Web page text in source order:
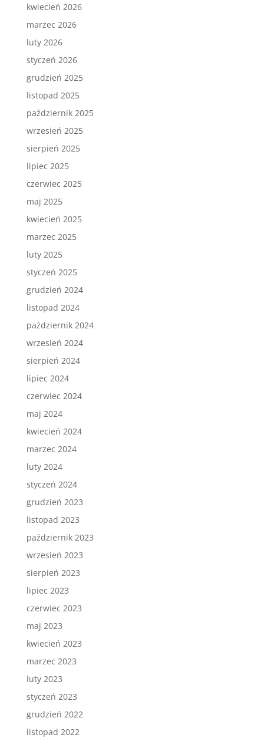
kwiecień 2026
marzec 2026
luty 2026
styczeń 2026
grudzień 2025
listopad 2025
październik 2025
wrzesień 2025
sierpień 2025
lipiec 2025
czerwiec 2025
maj 2025
kwiecień 2025
marzec 2025
luty 2025
styczeń 2025
grudzień 2024
listopad 2024
październik 2024
wrzesień 2024
sierpień 2024
lipiec 2024
czerwiec 2024
maj 2024
kwiecień 2024
marzec 2024
luty 2024
styczeń 2024
grudzień 2023
listopad 2023
październik 2023
wrzesień 2023
sierpień 2023
lipiec 2023
czerwiec 2023
maj 2023
kwiecień 2023
marzec 2023
luty 2023
styczeń 2023
grudzień 2022
listopad 2022